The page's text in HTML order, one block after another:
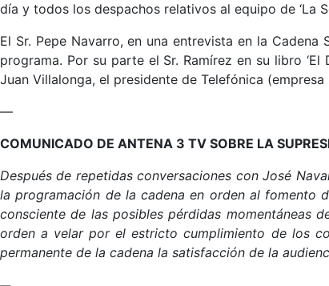
día y todos los despachos relativos al equipo de ‘La
El Sr. Pepe Navarro, en una entrevista en la
programa. Por su parte el Sr. Ramírez en su libro
Juan Villalonga, el presidente de Telefónica
—
COMUNICADO DE ANTENA 3 TV SOBRE LA
Después de repetidas conversaciones con José
la programación de la cadena en orden al fomento
consciente de las posibles pérdidas momentáneas
orden a velar por el estricto cumplimiento de los
permanente de la cadena la satisfacción de la